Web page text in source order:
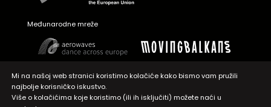
Međunarodne mreže
Mi na našoj web stranici koristimo kolačiće kako bismo vam pružili
najbolje korisničko iskustvo.
Više o kolačićima koje koristimo (ili ih isključiti) možete naći u